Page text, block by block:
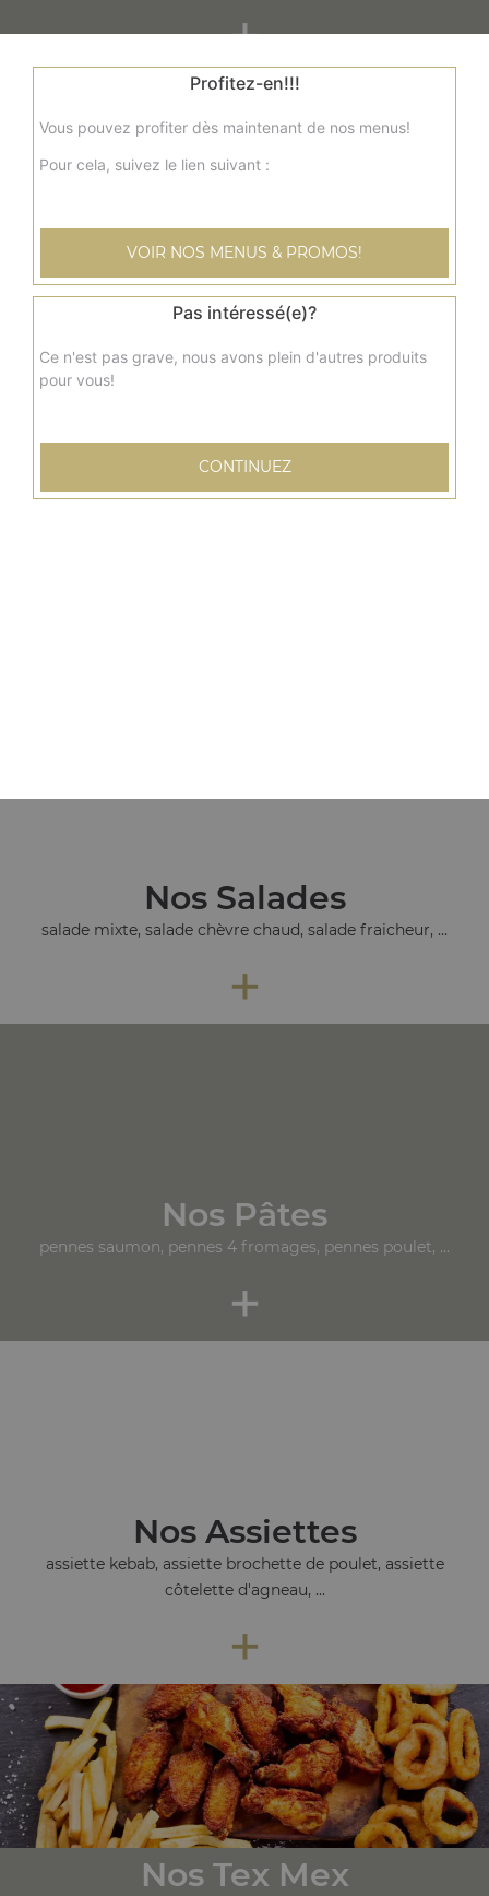
+
Nos Panuzzo
panuzzo jambon, panuzzo poulet, panuzzo kebab, ...
+
Nos Salades
salade mixte, salade chèvre chaud, salade fraicheur, ...
+
Nos Pâtes
pennes saumon, pennes 4 fromages, pennes poulet, ...
+
Nos Assiettes
assiette kebab, assiette brochette de poulet, assiette
côtelette d'agneau, ...
+
Nos Tex Mex
Profitez-en!!!
Vous pouvez profiter dès maintenant de nos menus!
Pour cela, suivez le lien suivant :
VOIR NOS MENUS & PROMOS!
Pas intéressé(e)?
Ce n'est pas grave, nous avons plein d'autres produits
pour vous!
CONTINUEZ